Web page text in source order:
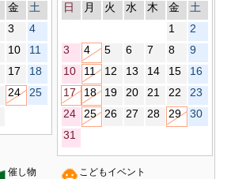
金
土
3
4
10
11
17
18
24
25
日 月 火 水 木 金
土
1
2
3
4 5 6 7 8
9
10
11 12 13 14 15
16
17
18 19 20 21 22
23
24
25 26 27 28 29
30
31
催し物
こどもイベント